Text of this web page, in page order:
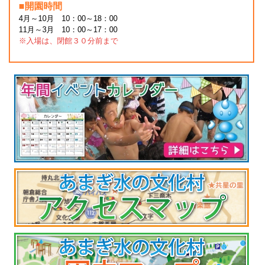
■開園時間
4月～10月 10：00～18：00
11月～3月 10：00～17：00
※入場は、閉館３０分前まで